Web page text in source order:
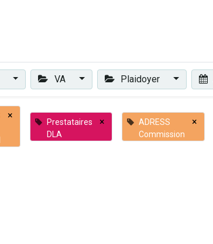
VA Plaidoyer
×
Prestataires
DLA
×
ADRESS
Commission
×